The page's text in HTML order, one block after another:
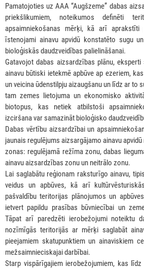
Pamatojoties uz AAA “Augšzeme” dabas
priekšlikumiem, noteikumos definēti
apsaimniekošanas mērķi, kā arī aprakstīti
īstenojami ainavu apvidū konstatēto sugu
bioloģiskās daudzveidības palielināšanai.
Gatavojot dabas aizsardzības plānu,
ainavu būtiski ietekmē apbūve ap ezeriem,
un veicina ūdenstilpju aizaugšanu un līdz ar to
tam zemes lietojuma un ekonomisko
biotopus, kas netiek atbilstoši
izciršana var samazināt bioloģisko
Dabas vērtību aizsardzībai un
jaunais regulējums aizsargājamo ainavu
zonas: regulējamā režīma zonu, dabas
ainavu aizsardzības zonu un neitrālo zonu.
Lai saglabātu reģionam raksturīgo ainavu,
veidus un apbūves, kā arī
pašvaldību teritorijas plānojumos un
ietvert papildu prasības būvniecībai un
Tāpat arī paredzēti ierobežojumi noteiktu
nozīmīgās teritorijās ar mērķi saglabāt
pieejamiem skatupunktiem un ainaviskiem
mežsaimnieciskajai darbībai.
Starp vispārīgajiem ierobežojumiem, kas